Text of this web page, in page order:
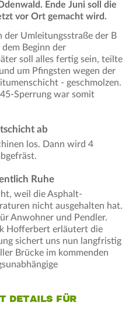
Ende Juni soll die
vor Ort gemacht wird.
der Umleitungsstraße der B
Beginn der
soll alles fertig sein, teilte
um Pfingsten wegen der
- geschmolzen.
Sperrung war somit
ab
los. Dann wird 4
Ruhe
weil die Asphalt-
nicht ausgehalten hat.
Anwohner und Pendler.
Hofferbert erläutert die
sichert uns nun langfristig
Brücke im kommenden
DETAILS FÜR